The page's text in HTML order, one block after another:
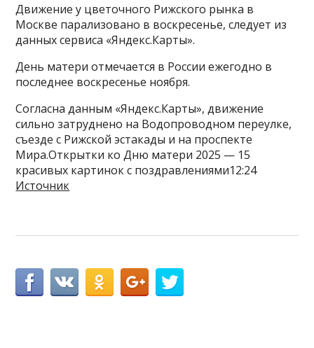
Движение у цветочного Рижского рынка в
Москве парализовано в воскресенье, следует из
данных сервиса «Яндекс.Карты».
День матери отмечается в России ежегодно в
последнее воскресенье ноября.
Согласна данным «Яндекс.Карты», движение
сильно затруднено на Водопроводном переулке,
съезде с Рижской эстакады и на проспекте
Мира.Открытки ко Дню матери 2025 — 15
красивых картинок с поздравлениями12:24
Источник